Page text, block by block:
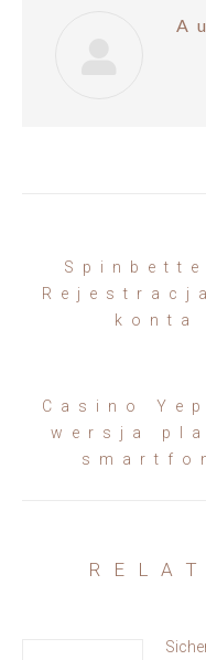
konta
Casino
wersja